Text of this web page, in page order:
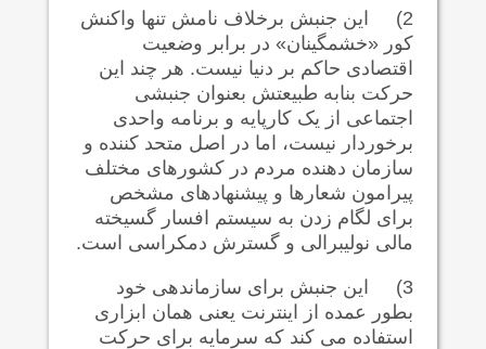
2)
این جنبش برخلاف نامش تنها واکنش
کور «خشمگینان» در برابر وضعیت
اقتصادی حاکم بر دنیا نیست. هر چند این
حرکت بنابه طبیعتش بعنوان جنبشی
اجتماعی از یک کارپایه و برنامه واحدی
برخوردار نیست، اما در اصل متحد کننده و
سازمان دهنده مردم در کشورهای مختلف
پیرامون شعارها و پیشنهادهای مشخص
برای لگام زدن به سیستم افسار گسیخته
مالی نولیبرالی و گسترش دمکراسی است.
3)
این جنبش برای سازماندهی خود
بطور عمده از اینترنت یعنی همان ابزاری
استفاده می کند که سرمایه برای حرکت